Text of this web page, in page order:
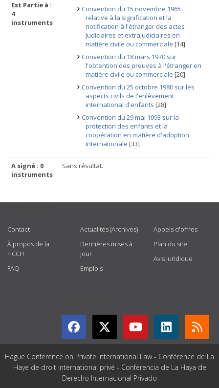
Est Partie à :
4
instruments
Convention du 15 novembre 1965
relative à la signification et la
notification à l'étranger des actes
judiciaires et extrajudiciaires en
matière civile ou commerciale [14]
Convention du 18 mars 1970 sur
l'obtention des preuves à l'étranger en
matière civile ou commerciale [20]
Convention du 25 octobre 1980 sur les
aspects civils de l'enlèvement
international d'enfants [28]
Convention du 29 mai 1993 sur la
protection des enfants et la
coopération en matière d'adoption
internationale [33]
A signé : 0
instruments
Sans résultat.
Contact
À propos de la
HCCH
FAQ
Actualités (Archives)
Dernières mises à
jour
Emplois
Appels d'offres
Plan du site
Avis juridique
Hague Conference on Private International Law - Conférence de La
Haye de droit international privé - Conferencia de La Haya de
Derecho Internacional Privado